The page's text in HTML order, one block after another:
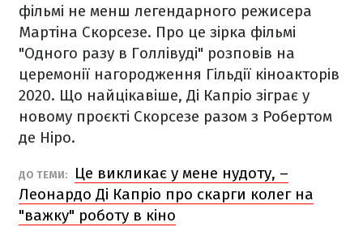
фільмі не менш легендарного режисера
Мартіна Скорсезе. Про це зірка фільмі
"Одного разу в Голлівуді" розповів на
церемонії нагородження Гільдії кіноакторів
2020. Що найцікавіше, Ді Капріо зіграє у
новому проєкті Скорсезе разом з Робертом
де Ніро.
ДО ТЕМИ:
Це викликає у мене нудоту, –
Леонардо Ді Капріо про скарги колег на
"важку" роботу в кіно